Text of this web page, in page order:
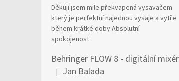
Děkuji jsem mile překvapená vysavačem
který je perfektní najednou vysaje a vytře
během krátké doby Absolutní
spokojenost
Behringer FLOW 8 - digitální mixér
Hodnocení produktu je 5 z 5 hvězdiček.
| Jan Balada